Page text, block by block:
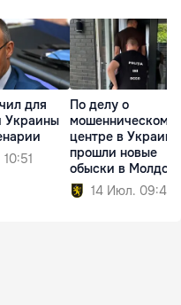
для
Украины
По делу о
мошенническом
центре в Украине
прошли новые
обыски в
14 Июл. 09:40